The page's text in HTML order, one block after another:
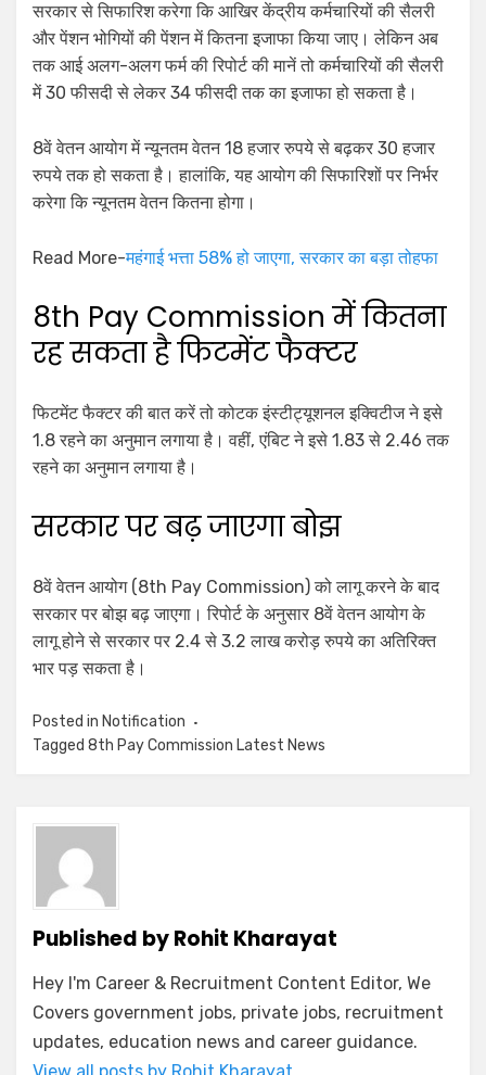
सरकार से सिफारिश करेगा कि आखिर केंद्रीय कर्मचारियों की सैलरी
और पेंशन भोगियों की पेंशन में कितना इजाफा किया जाए। लेकिन अब
तक आई अलग-अलग फर्म की रिपोर्ट की मानें तो कर्मचारियों की सैलरी
में 30 फीसदी से लेकर 34 फीसदी तक का इजाफा हो सकता है।
8वें वेतन आयोग में न्यूनतम वेतन 18 हजार रुपये से बढ़कर 30 हजार
रुपये तक हो सकता है। हालांकि, यह आयोग की सिफारिशों पर निर्भर
करेगा कि न्यूनतम वेतन कितना होगा।
Read More-महंगाई भत्ता 58% हो जाएगा, सरकार का बड़ा तोहफा
8th Pay Commission में कितना
रह सकता है फिटमेंट फैक्टर
फिटमेंट फैक्टर की बात करें तो कोटक इंस्टीट्यूशनल इक्विटीज ने इसे
1.8 रहने का अनुमान लगाया है। वहीं, एंबिट ने इसे 1.83 से 2.46 तक
रहने का अनुमान लगाया है।
सरकार पर बढ़ जाएगा बोझ
8वें वेतन आयोग (8th Pay Commission) को लागू करने के बाद
सरकार पर बोझ बढ़ जाएगा। रिपोर्ट के अनुसार 8वें वेतन आयोग के
लागू होने से सरकार पर 2.4 से 3.2 लाख करोड़ रुपये का अतिरिक्त
भार पड़ सकता है।
Posted in Notification
Tagged 8th Pay Commission Latest News
Published byRohit Kharayat
Hey I'm Career & Recruitment Content Editor, We
Covers government jobs, private jobs, recruitment
updates, education news and career guidance.